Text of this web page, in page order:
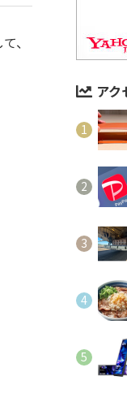
、
アク